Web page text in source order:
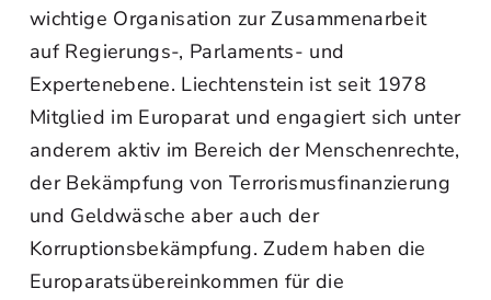
wichtige Organisation zur Zusammenarbeit
auf Regierungs-, Parlaments- und
Expertenebene. Liechtenstein ist seit 1978
Mitglied im Europarat und engagiert sich unter
anderem aktiv im Bereich der Menschenrechte,
der Bekämpfung von Terrorismusfinanzierung
und Geldwäsche aber auch der
Korruptionsbekämpfung. Zudem haben die
Europaratsübereinkommen für die